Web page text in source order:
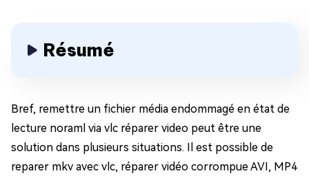
Résumé
Bref, remettre un fichier média endommagé en état de
lecture noraml via vlc réparer video peut être une
solution dans plusieurs situations. Il est possible de
reparer mkv avec vlc, réparer vidéo corrompue AVI, MP4